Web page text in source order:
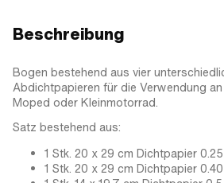
Beschreibung
Bogen bestehend aus vier
Abdichtpapieren für die Verwendung
Moped oder Kleinmotorrad.
Satz bestehend aus:
1 Stk. 20 x 29 cm Dichtpapier
1 Stk. 20 x 29 cm Dichtpapier